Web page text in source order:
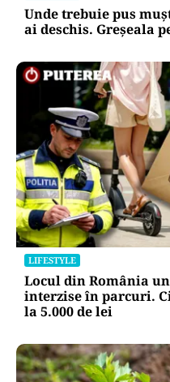
Unde trebuie pus
ai deschis. Greșeala
LIFESTYLE
Locul din România
interzise în parcuri.
la 5.000 de lei